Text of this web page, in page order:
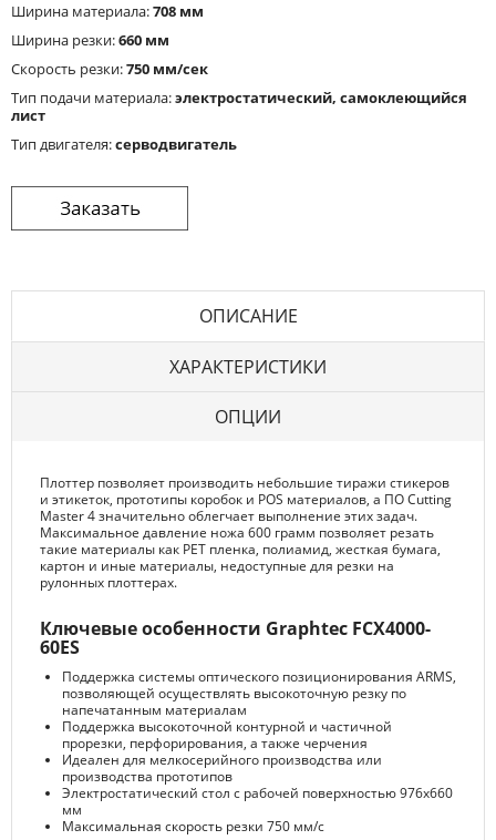
Ширина материала:708 мм
Ширина резки:660 мм
Скорость резки:750 мм/сек
Тип подачи материала:электростатический, самоклеющийся
лист
Тип двигателя:серводвигатель
ОПИСАНИЕ
ХАРАКТЕРИСТИКИ
ОПЦИИ
Плоттер позволяет производить небольшие тиражи стикеров
и этикеток, прототипы коробок и POS материалов, а ПО Cutting
Master 4 значительно облегчает выполнение этих задач.
Максимальное давление ножа 600 грамм позволяет резать
такие материалы как PET пленка, полиамид, жесткая бумага,
картон и иные материалы, недоступные для резки на
рулонных плоттерах.
Ключевые особенности Graphtec FCX4000-
60ES
Поддержка системы оптического позиционирования ARMS,
позволяющей осуществлять высокоточную резку по
напечатанным материалам
Поддержка высокоточной контурной и частичной
прорезки, перфорирования, а также черчения
Идеален для мелкосерийного производства или
производства прототипов
Электростатический стол с рабочей поверхностью 976x660
мм
Максимальная скорость резки 750 мм/с